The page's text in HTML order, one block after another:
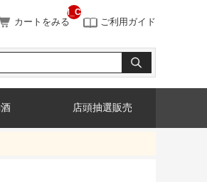
カートをみる
__ITM_CNT__
ご利用ガイド
店頭抽選販売